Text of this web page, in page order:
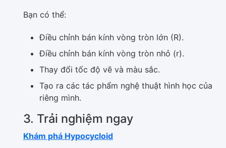
Bạn có thể:
Điều chỉnh bán kính vòng tròn lớn (R).
Điều chỉnh bán kính vòng tròn nhỏ (r).
Thay đổi tốc độ vẽ và màu sắc.
Tạo ra các tác phẩm nghệ thuật hình học của
riêng mình.
3. Trải nghiệm ngay
Khám phá Hypocycloid